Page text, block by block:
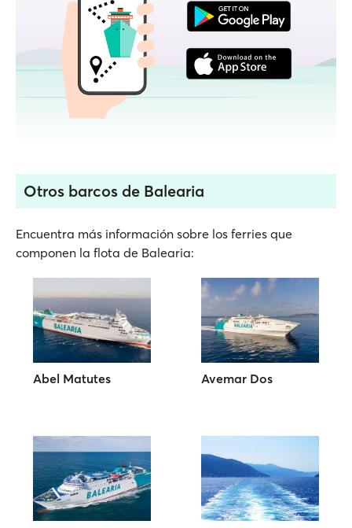
Otros barcos de Balearia
Encuentra más información sobre los ferries que
componen la flota de Balearia:
Abel Matutes Avemar Dos